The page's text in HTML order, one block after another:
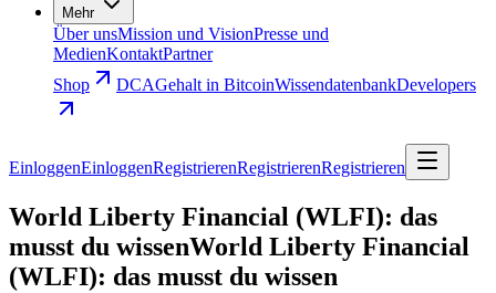
Mehr
Über unsMission und VisionPresse und
MedienKontaktPartner
Shop
DCAGehalt in BitcoinWissendatenbankDevelopers
EinloggenEinloggenRegistrierenRegistrierenRegistrieren
World Liberty Financial (WLFI): das
musst du wissenWorld Liberty Financial
(WLFI): das musst du wissen